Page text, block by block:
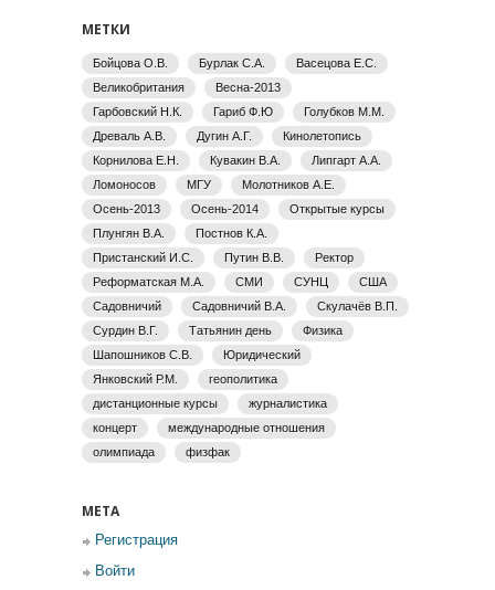
МЕТКИ
Бойцова О.В. Бурлак С.А.
Васецова Е.С.
Великобритания
Весна-2013
Гарбовский Н.К.
Гариб Ф.Ю
Голубков М.М.
Древаль А.В.
Дугин А.Г.
Кинолетопись
Корнилова Е.Н.
Кувакин В.А.
Липгарт А.А.
Ломоносов
МГУ
Молотников А.Е.
Осень-2013
Осень-2014
Открытые курсы
Плунгян В.А.
Постнов К.А.
Пристанский И.С.
Путин В.В.
Ректор
Реформатская М.А.
СМИ СУНЦ
США
Садовничий
Садовничий В.А.
Скулачёв В.П.
Сурдин В.Г.
Татьянин день
Физика
Шапошников С.В.
Юридический
Янковский Р.М.
геополитика
дистанционные курсы
журналистика
концерт
международные отношения
олимпиада
физфак
МЕТА
Регистрация
Войти